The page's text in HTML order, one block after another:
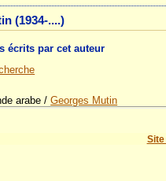
(1934-....)
écrits par cet auteur
arabe /Georges Mutin
Site